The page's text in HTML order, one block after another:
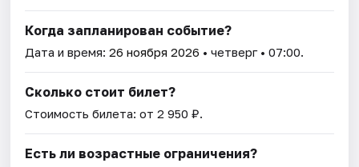
Когда запланирован событие?
Дата и время:26 ноября 2026 • четверг • 07:00.
Сколько стоит билет?
Стоимость билета: от 2 950 ₽.
Есть ли возрастные ограничения?